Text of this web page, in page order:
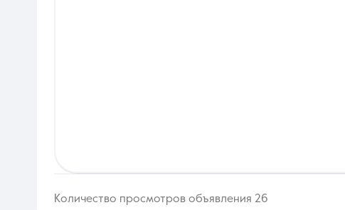
Количество просмотров объявления 26